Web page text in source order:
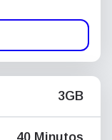
3GB
40 Minutos